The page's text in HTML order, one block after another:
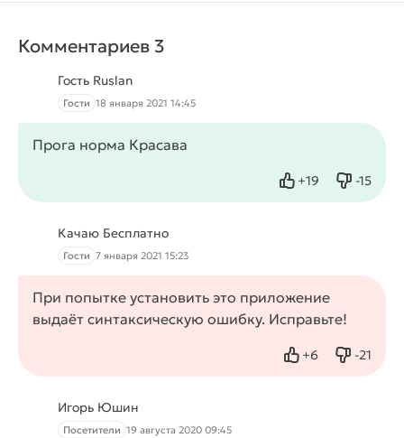
Комментариев 3
Гость Ruslan
Гости 18 января 2021 14:45
Прога норма Красава
+19
Нравится -15
Не
Качаю Бесплатно
Гости 7 января 2021 15:23
При попытке установить это приложение
выдаёт синтаксическую ошибку. Исправьте!
+6
Нравится -21
Не
Игорь Юшин
Посетители 19 августа 2020 09:45